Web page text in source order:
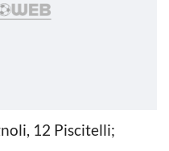
12 Piscitelli;